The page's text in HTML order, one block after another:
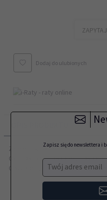
Dodaj do ulubionych
Zamiennik OKI przeznaczony do
Oki C9600dn, C9600hdn,
C9650hdtn, C9650n, C9800hdn,
Zapisz się do newslettera i
Twój adres email